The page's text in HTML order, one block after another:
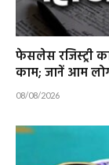
फेसलेस रजिस्ट्री
काम; जानें आम
08/08/2026